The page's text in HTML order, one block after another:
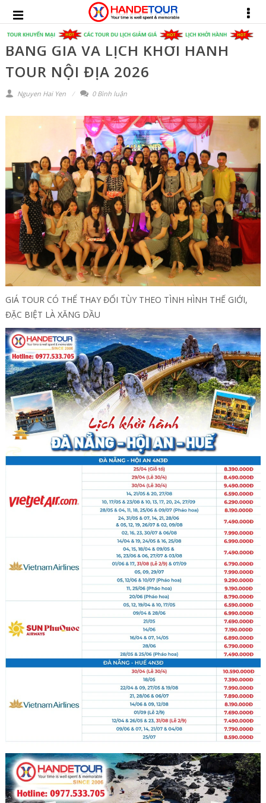
BÁNG GIÁ VÀ LỊCH KHỞI HÀNH
TOUR NỘI ĐỊA 2026
Nguyen Hai Yen 0 Bình luận
GIÁ TOUR CÓ THỂ THAY ĐỔI TÙY THEO TÌNH HÌNH THẾ GIỚI,
ĐẶC BIỆT LÀ XĂNG DẦU